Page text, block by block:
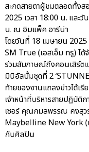
สะกดสายตาผู้ชมตลอดทั้งส
2025 เวลา 18:00 น. และ
น. ณ อิมแพ็ค อารีน่า
โดยวันที่ 18 เมษายน
SM True (เอสเอ็ม ทรู) ได้
ร่วมสัมภาษณ์ถึงคอนเสิร์ต
มินิอัลบั้มชุดที่ 2
ท้ายของงานแถลงข่าวได้
เจ้าหน้าที่บริหารสายปฏิบัติ
เซอร์ คุณกมลพรรณ คงสุ
Maybelline New York (
กับศิลปิน